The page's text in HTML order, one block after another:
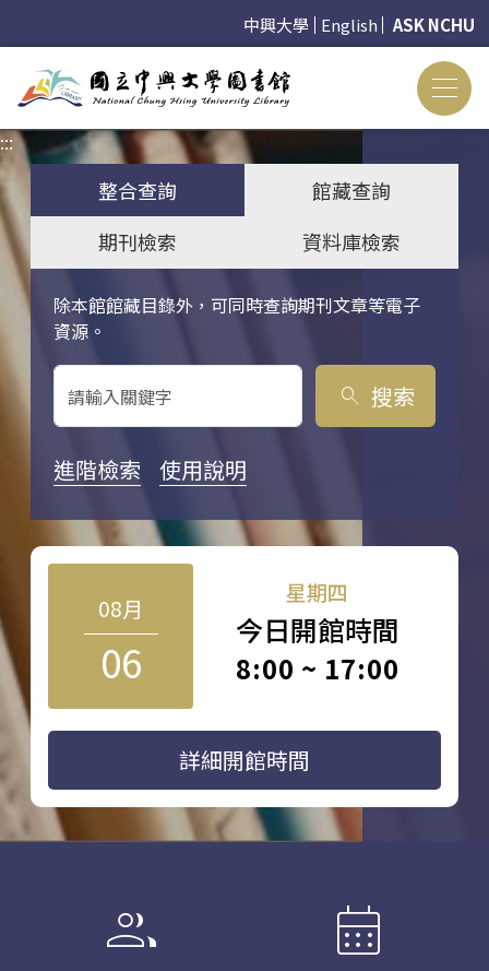
中興大學 English ASK NCHU
:::
整合查詢
館藏查詢
期刊檢索
資料庫檢索
除本館館藏目錄外，可同時查詢期刊文章等電子
資源。
關鍵字搜尋
search 搜索
進階檢索 使用說明
08月
06
星期四
今日開館時間
8:00 ~ 17:00
詳細開館時間
group calendar_month